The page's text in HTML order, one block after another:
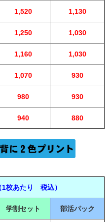
1,520 1,130
1,250 1,030
1,160 1,030
1,070 930
980 930
940 880
1枚あたり 税込）
学割セット 部活パック